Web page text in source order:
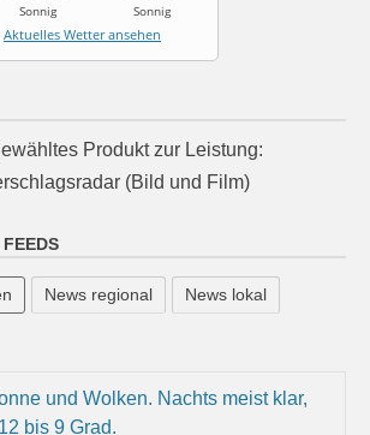
Sonnig
Sonnig
Aktuelles Wetter ansehen
News regional News lokal
und Wolken. Nachts meist klar,
bis 9 Grad.